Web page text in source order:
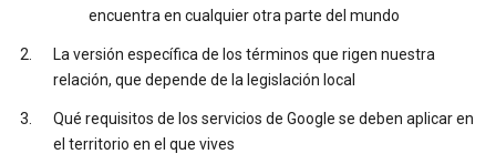
encuentra en cualquier otra parte del mundo
La versión específica de los términos que rigen nuestra
relación, que depende de la legislación local
Qué requisitos de los servicios de Google se deben aplicar en
el territorio en el que vives